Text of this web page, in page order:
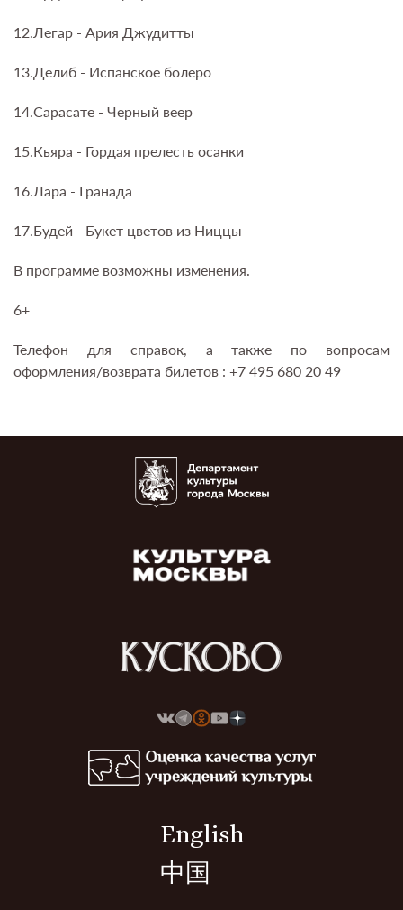
12.Легар - Ария Джудитты
13.Делиб - Испанское болеро
14.Сарасате - Черный веер
15.Кьяра - Гордая прелесть осанки
16.Лара - Гранада
17.Будей - Букет цветов из Ниццы
В программе возможны изменения.
6+
Телефон для справок, а также по вопросам
оформления/возврата билетов : +7 495 680 20 49
English
中国